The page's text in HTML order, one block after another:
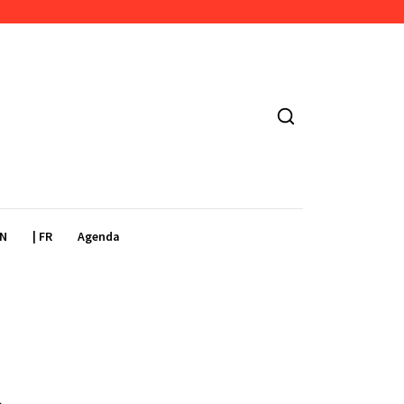
| FR Agenda